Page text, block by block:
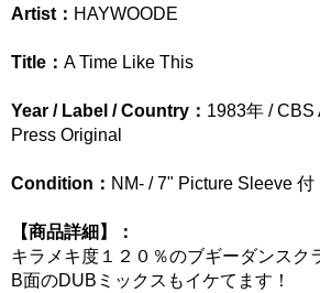
Artist： HAYWOODE
Title： A Time Like This
Year / Label / Country： 1983年 / CBS
Press Original
Condition： NM- / 7" Picture Sleeve 付
【商品詳細】：
キラメキ度１２０％のブギーダンスク
B面のDUBミックスもイケてます！